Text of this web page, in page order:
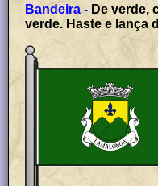
Bandeira - De verde,
verde. Haste e lança